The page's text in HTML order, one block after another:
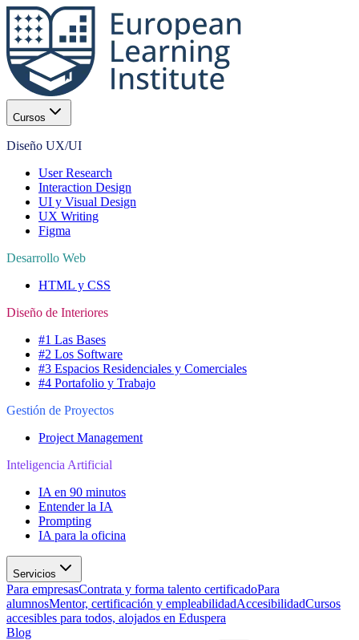
Cursos
Diseño UX/UI
User Research
Interaction Design
UI y Visual Design
UX Writing
Figma
Desarrollo Web
HTML y CSS
Diseño de Interiores
#1 Las Bases
#2 Los Software
#3 Espacios Residenciales y Comerciales
#4 Portafolio y Trabajo
Gestión de Proyectos
Project Management
Inteligencia Artificial
IA en 90 minutos
Entender la IA
Prompting
IA para la oficina
Servicios
Para empresasContrata y forma talento certificadoPara
alumnosMentor, certificación y empleabilidadAccesibilidadCursos
accesibles para todos, alojados en Eduspera
Blog